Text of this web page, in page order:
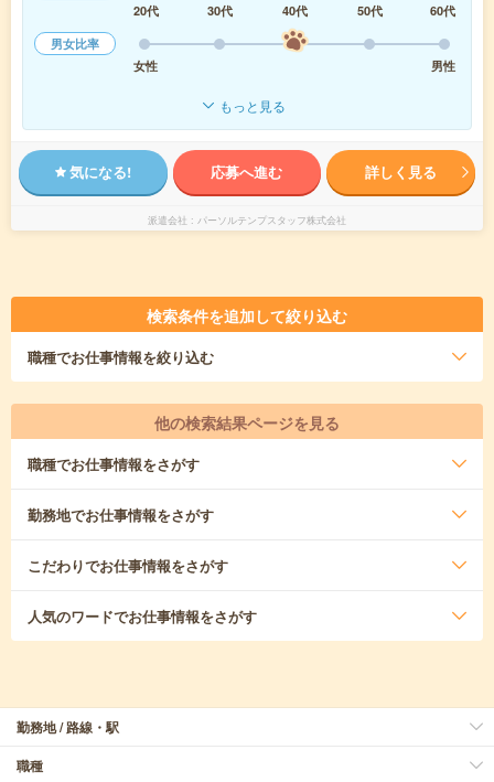
20代
30代 40代 50代
60代
男女比率
女性
男性
もっと見る
気になる! 応募へ進む 詳しく見る
派遣会社 パーソルテンプスタッフ株式会社
検索条件を追加して絞り込む
職種でお仕事情報を絞り込む
他の検索結果ページを見る
職種でお仕事情報をさがす
勤務地でお仕事情報をさがす
こだわりでお仕事情報をさがす
人気のワードでお仕事情報をさがす
勤務地 / 路線・駅
職種